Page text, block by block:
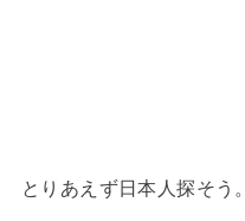
とりあえず日本人探そう。